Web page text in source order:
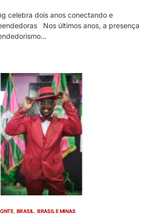
celebra dois anos conectando e
Nos últimos anos, a presença
BRASIL BRASIL E MINAS